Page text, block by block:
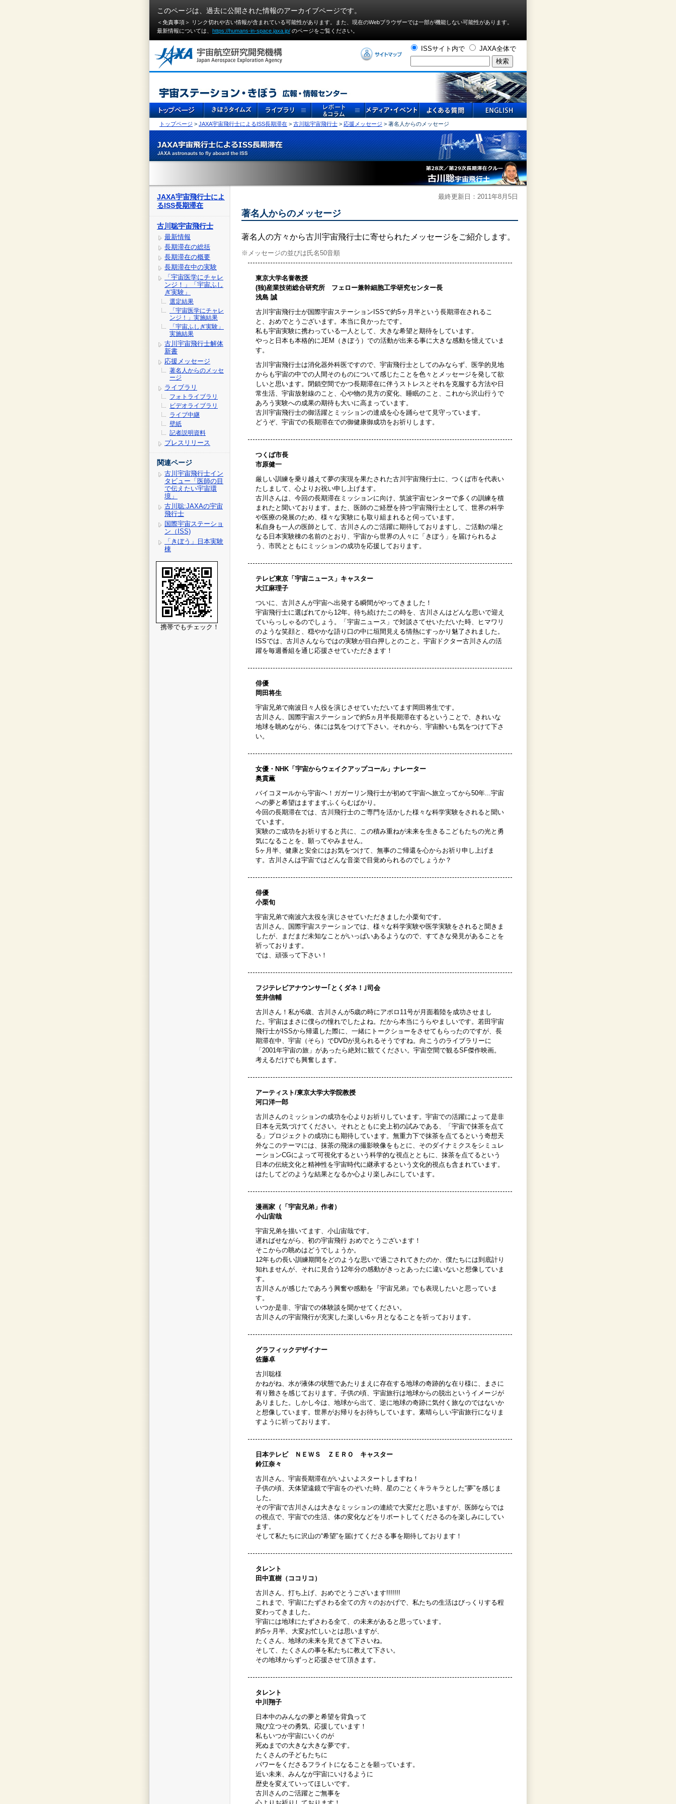
このページは、過去に公開された情報のアーカイブページです。
＜免責事項＞ リンク切れや古い情報が含まれている可能性があります。また、現在のWebブラウザーでは⼀部が機能しない可能性があります。
最新情報については、 https://humans-in-space.jaxa.jp/ のページをご覧ください。
ISSサイト内で JAXA全体で
トップページ > JAXA宇宙飛行士によるISS長期滞在 > 古川聡宇宙飛行士 > 応援メッセージ > 著名人からのメッセージ
JAXA宇宙飛行士によ
るISS長期滞在
古川聡宇宙飛行士
最新情報
長期滞在の総括
長期滞在の概要
長期滞在中の実験
「宇宙医学にチャレ
ンジ！」「宇宙ふし
ぎ実験」
選定結果
「宇宙医学にチャレ
ンジ！」実施結果
「宇宙ふしぎ実験」
実施結果
古川宇宙飛行士解体
新書
応援メッセージ
著名人からのメッセ
ージ
ライブラリ
フォトライブラリ
ビデオライブラリ
ライブ中継
壁紙
記者説明資料
プレスリリース
関連ページ
古川宇宙飛行士イン
タビュー「医師の目
で伝えたい宇宙環
境」
古川聡:JAXAの宇宙
飛行士
国際宇宙ステーショ
ン（ISS)
「きぼう」日本実験
棟
携帯でもチェック！
最終更新日：2011年8月5日
著名人からのメッセージ
著名人の方々から古川宇宙飛行士に寄せられたメッセージをご紹介します。
※メッセージの並びは氏名50音順
東京大学名誉教授
(独)産業技術総合研究所 フェロー兼幹細胞工学研究センター長
浅島 誠
古川宇宙飛行士が国際宇宙ステーションISSで約5ヶ月半という長期滞在されるこ
と、おめでとうございます。本当に良かったです。
私も宇宙実験に携わっている一人として、大きな希望と期待をしています。
やっと日本も本格的にJEM（きぼう）での活動が出来る事に大きな感動を憶えていま
す。
古川宇宙飛行士は消化器外科医ですので、宇宙飛行士としてのみならず、医学的見地
からも宇宙の中での人間そのものについて感じたことを色々とメッセージを発して欲
しいと思います。閉鎖空間でかつ長期滞在に伴うストレスとそれを克服する方法や日
常生活、宇宙放射線のこと、心や物の見方の変化、睡眠のこと、これから沢山行うで
あろう実験への成果の期待も大いに高まっています。
古川宇宙飛行士の御活躍とミッションの達成を心を踊らせて見守っています。
どうぞ、宇宙での長期滞在での御健康御成功をお祈りします。
つくば市長
市原健一
厳しい訓練を乗り越えて夢の実現を果たされた古川宇宙飛行士に、つくば市を代表い
たしまして、心よりお祝い申し上げます。
古川さんは、今回の長期滞在ミッションに向け、筑波宇宙センターで多くの訓練を積
まれたと聞いております。また、医師のご経歴を持つ宇宙飛行士として、世界の科学
や医療の発展のため、様々な実験にも取り組まれると伺っています。
私自身も一人の医師として、古川さんのご活躍に期待しておりますし、ご活動の場と
なる日本実験棟の名前のとおり、宇宙から世界の人々に「きぼう」を届けられるよ
う、市民とともにミッションの成功を応援しております。
テレビ東京「宇宙ニュース」キャスター
大江麻理子
ついに、古川さんが宇宙へ出発する瞬間がやってきました！
宇宙飛行士に選ばれてから12年。待ち続けたこの時を、古川さんはどんな思いで迎え
ていらっしゃるのでしょう。「宇宙ニュース」で対談さてせいただいた時、ヒマワリ
のような笑顔と、穏やかな語り口の中に垣間見える情熱にすっかり魅了されました。
ISSでは、古川さんならではの実験が目白押しとのこと。宇宙ドクター古川さんの活
躍を毎週番組を通じ応援させていただきます！
俳優
岡田将生
宇宙兄弟で南波日々人役を演じさせていただいてます岡田将生です。
古川さん、国際宇宙ステーションで約5ヵ月半長期滞在するということで、きれいな
地球を眺めながら、体には気をつけて下さい。それから、宇宙酔いも気をつけて下さ
い。
女優・NHK「宇宙からウェイクアップコール」ナレーター
奥貫薫
バイコヌールから宇宙へ！ガガーリン飛行士が初めて宇宙へ旅立ってから50年...宇宙
への夢と希望はますますふくらむばかり。
今回の長期滞在では、古川飛行士のご専門を活かした様々な科学実験をされると聞い
ています。
実験のご成功をお祈りすると共に、この積み重ねが未来を生きるこどもたちの光と勇
気になることを、願ってやみません。
5ヶ月半、健康と安全にはお気をつけて、無事のご帰還を心からお祈り申し上げま
す。古川さんは宇宙ではどんな音楽で目覚められるのでしょうか？
俳優
小栗旬
宇宙兄弟で南波六太役を演じさせていただきました小栗旬です。
古川さん、国際宇宙ステーションでは、様々な科学実験や医学実験をされると聞きま
したが、まだまだ未知なことがいっぱいあるようなので、すてきな発見があることを
祈っております。
では、頑張って下さい！
フジテレビアナウンサー｢とくダネ！｣司会
笠井信輔
古川さん！私が6歳、古川さんが5歳の時にアポロ11号が月面着陸を成功させまし
た。宇宙はまさに僕らの憧れでしたよね。だから本当にうらやましいです。若田宇宙
飛行士がISSから帰還した際に、一緒にトークショーをさせてもらったのですが、長
期滞在中、宇宙（そら）でDVDが見られるそうですね。向こうのライブラリーに
「2001年宇宙の旅」があったら絶対に観てください。宇宙空間で観るSF傑作映画。
考えるだけでも興奮します。
アーティスト/東京大学大学院教授
河口洋一郎
古川さんのミッションの成功を心よりお祈りしています。宇宙での活躍によって是非
日本を元気づけてください。それとともに史上初の試みである、「宇宙で抹茶を点て
る」プロジェクトの成功にも期待しています。無重力下で抹茶を点てるという奇想天
外なこのテーマには、抹茶の飛沫の撮影映像をもとに、そのダイナミクスをシミュレ
ーションCGによって可視化するという科学的な視点とともに、抹茶を点てるという
日本の伝統文化と精神性を宇宙時代に継承するという文化的視点も含まれています。
はたしてどのような結果となるか心より楽しみにしています。
漫画家（「宇宙兄弟」作者）
小山宙哉
宇宙兄弟を描いてます、小山宙哉です。
遅ればせながら、初の宇宙飛行 おめでとうございます！
そこからの眺めはどうでしょうか。
12年もの長い訓練期間をどのような思いで過ごされてきたのか、僕たちには到底計り
知れませんが、それに見合う12年分の感動がきっとあったに違いないと想像していま
す。
古川さんが感じたであろう興奮や感動を『宇宙兄弟』でも表現したいと思っていま
す。
いつか是非、宇宙での体験談を聞かせてください。
古川さんの宇宙飛行が充実した楽しい6ヶ月となることを祈っております。
グラフィックデザイナー
佐藤卓
古川聡様
かねがね、水が液体の状態であたりまえに存在する地球の奇跡的な在り様に、まさに
有り難さを感じております。子供の頃、宇宙旅行は地球からの脱出というイメージが
ありました。しかし今は、地球から出て、逆に地球の奇跡に気付く旅なのではないか
と想像しています。世界がお帰りをお待ちしています。素晴らしい宇宙旅行になりま
すように祈っております。
日本テレビ ＮＥＷＳ ＺＥＲＯ キャスター
鈴江奈々
古川さん、宇宙長期滞在がいよいよスタートしますね！
子供の頃、天体望遠鏡で宇宙をのぞいた時、星のごとくキラキラとした“夢”を感じま
した。
その宇宙で古川さんは大きなミッションの連続で大変だと思いますが、医師ならでは
の視点で、宇宙での生活、体の変化などをリポートしてくださるのを楽しみにしてい
ます。
そして私たちに沢山の“希望”を届けてくださる事を期待しております！
タレント
田中直樹（ココリコ）
古川さん、打ち上げ、おめでとうございます!!!!!!!
これまで、宇宙にたずさわる全ての方々のおかげで、私たちの生活はびっくりする程
変わってきました。
宇宙には地球にたずさわる全て、の未来があると思っています。
約5ヶ月半、大変お忙しいとは思いますが、
たくさん、地球の未来を見てきて下さいね。
そして、たくさんの事を私たちに教えて下さい。
その地球からずっと応援させて頂きます。
タレント
中川翔子
日本中のみんなの夢と希望を背負って
飛び立つその勇気、応援しています！
私もいつか宇宙にいくのが
死ぬまでの大きな大きな夢です。
たくさんの子どもたちに
パワーをくださるフライトになることを願っています。
近い未来、みんなが宇宙にいけるように
歴史を変えていってほしいです。
古川さんのご活躍とご無事を